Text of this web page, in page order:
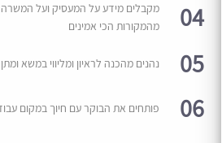
04
מקבלים מידע על המעסיק ועל
מהמקורות הכי אמינים
05 נהנים מהכנה לראיון ומליווי במשא
06 פותחים את הבוקר עם חיוך במקום